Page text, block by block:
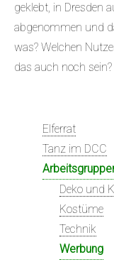
geklebt, in Dresden
abgenommen und
was? Welchen
das auch noch sein?
Elferrat
Tanz im DCC
Deko und
Kostüme
Technik
Werbung